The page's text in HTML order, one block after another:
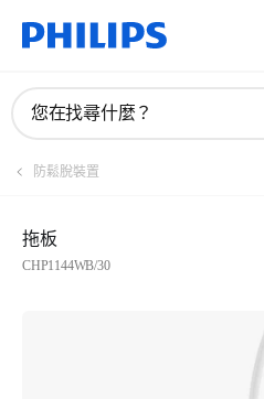
您在找尋什麼？
防鬆脫裝置
拖板
CHP1144WB/30